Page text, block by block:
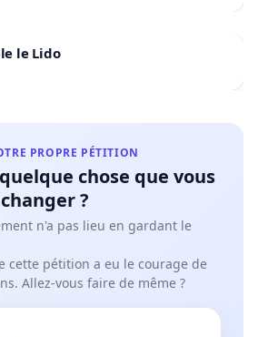
le Lido
PROPRE PÉTITION
chose que vous
?
n'a pas lieu en gardant le
cette pétition a eu le courage de
Allez-vous faire de même ?